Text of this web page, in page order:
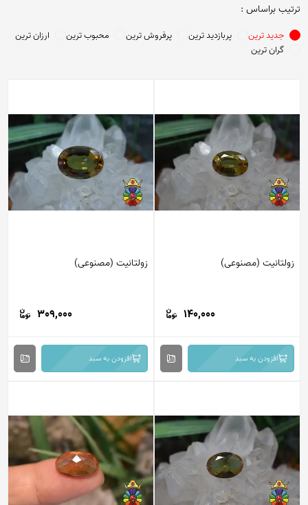
ترتیب براساس :
جدید ترین پربازدید ترین پرفروش ترین محبوب ترین
ارزان ترین
گران ترین
زولتانیت (مصنوعی)
140,000
افزودن به سبد
زولتانیت (مصنوعی)
309,000
افزودن به سبد